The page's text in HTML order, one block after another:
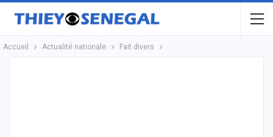
Accueil Actualité nationale Fait divers